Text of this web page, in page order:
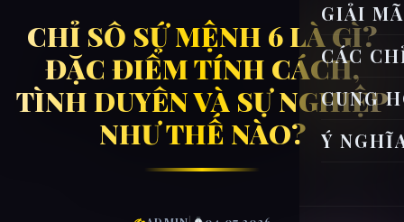
GIẢI
CÁC
CUNG
Ý
CHỈ SỐ SỨ MỆNH 6 LÀ GÌ?
ĐẶC ĐIỂM TÍNH CÁCH,
TÌNH DUYÊN VÀ SỰ NGHIỆP
NHƯ THẾ NÀO?